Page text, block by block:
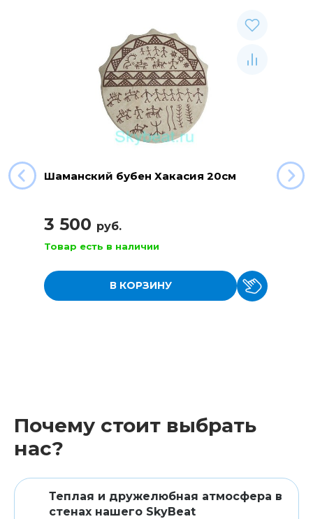
Шаманский бубен Хакасия 20см
3 500 руб.
Товар есть в наличии
В КОРЗИНУ
Почему стоит выбрать
нас?
Теплая и дружелюбная атмосфера в
стенах нашего SkyBeat